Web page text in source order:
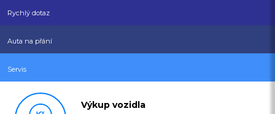
Rychlý dotaz
Auta na přání
Servis
Výkup vozidla